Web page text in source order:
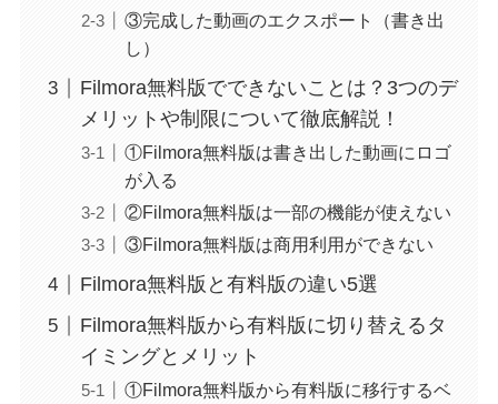
③完成した動画のエクスポート（書き出
し）
Filmora無料版でできないことは？3つのデ
メリットや制限について徹底解説！
①Filmora無料版は書き出した動画にロゴ
が入る
②Filmora無料版は一部の機能が使えない
③Filmora無料版は商用利用ができない
Filmora無料版と有料版の違い5選
Filmora無料版から有料版に切り替えるタ
イミングとメリット
①Filmora無料版から有料版に移行するベ